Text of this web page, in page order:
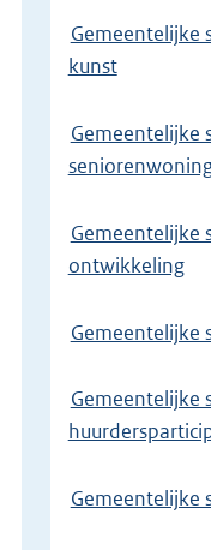
Gemeentelijke
kunst
Gemeentelijke
Gemeentelijke
ontwikkeling
Gemeentelijke
Gemeentelijke
Gemeentelijke